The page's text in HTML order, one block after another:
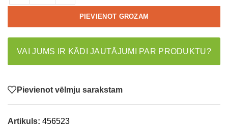
PIEVIENOT GROZAM
VAI JUMS IR KĀDI JAUTĀJUMI PAR PRODUKTU?
Pievienot vēlmju sarakstam
Artikuls: 456523